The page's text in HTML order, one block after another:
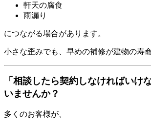
軒天の腐食
雨漏り
につながる場合があります。
小さな歪みでも、早めの補修が建物の寿
「相談したら契約しなければいけ
いませんか？
多くのお客様が、